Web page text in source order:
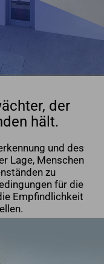
der
hält.
und des
Lage, Menschen
zu
für die
Empfindlichkeit